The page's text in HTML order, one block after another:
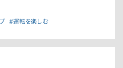
#運転を楽しむ